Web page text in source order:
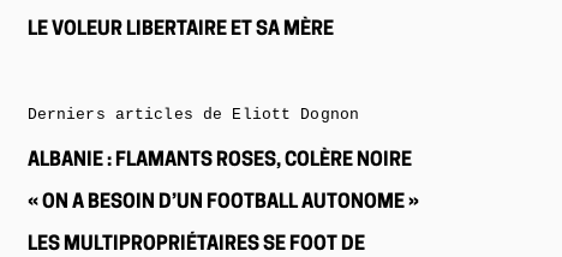
LE VOLEUR LIBERTAIRE ET SA MÈRE
Derniers articles de Eliott Dognon
ALBANIE : FLAMANTS ROSES, COLÈRE NOIRE
« ON A BESOIN D’UN FOOTBALL AUTONOME »
LES MULTIPROPRIÉTAIRES SE FOOT DE